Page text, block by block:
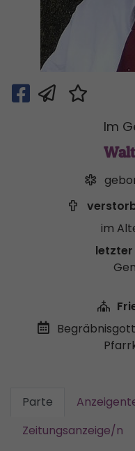
Im
im
letzter
Parte
Zeitungsanzeige/n